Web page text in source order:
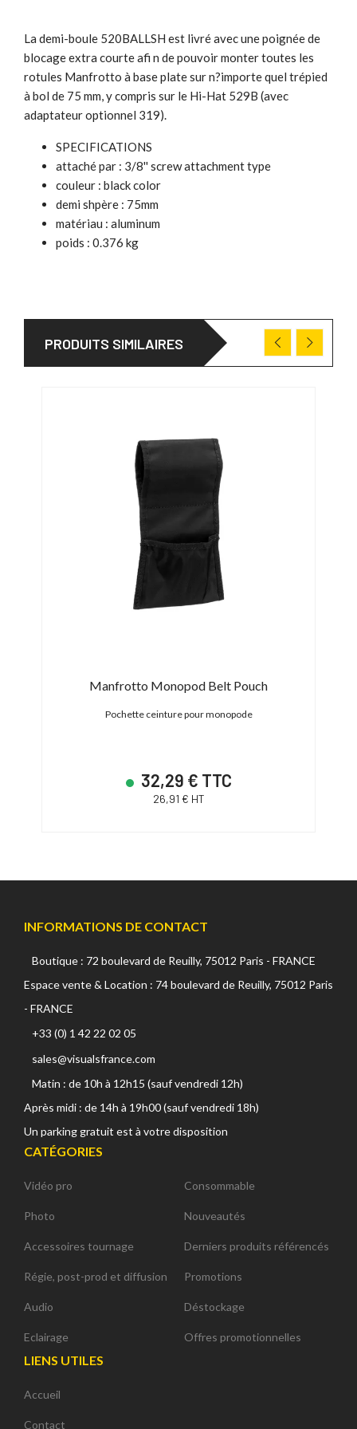
La demi-boule 520BALLSH est livré avec une poignée de
blocage extra courte afi n de pouvoir monter toutes les
rotules Manfrotto à base plate sur n?importe quel trépied
à bol de 75 mm, y compris sur le Hi-Hat 529B (avec
adaptateur optionnel 319).
SPECIFICATIONS
attaché par : 3/8'' screw attachment type
couleur : black color
demi shpère : 75mm
matériau : aluminum
poids : 0.376 kg
PRODUITS SIMILAIRES
Manfrotto Monopod Belt Pouch
Pochette ceinture pour monopode
32,29 € TTC
26,91 € HT
INFORMATIONS DE CONTACT
Boutique : 72 boulevard de Reuilly, 75012 Paris - FRANCE
Espace vente & Location : 74 boulevard de Reuilly, 75012 Paris
- FRANCE
+33 (0) 1 42 22 02 05
sales@visualsfrance.com
Matin : de 10h à 12h15 (sauf vendredi 12h)
Après midi : de 14h à 19h00 (sauf vendredi 18h)
Un parking gratuit est à votre disposition
CATÉGORIES
Vidéo pro
Photo
Accessoires tournage
Régie, post-prod et diffusion
Audio
Eclairage
Consommable
Nouveautés
Derniers produits référencés
Promotions
Déstockage
Offres promotionnelles
LIENS UTILES
Accueil
Contact